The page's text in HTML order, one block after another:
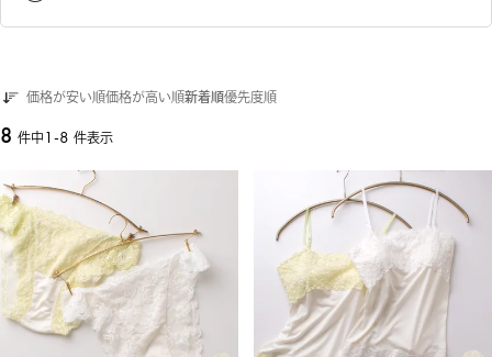
価格が安い順価格が高い順新着順優先度順
8 件中 1-8 件表示